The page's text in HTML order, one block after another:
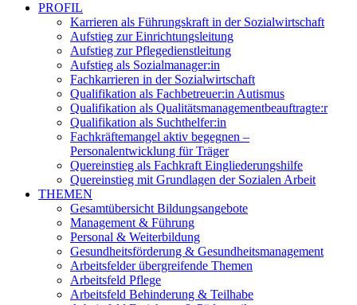
PROFIL
Karrieren als Führungskraft in der Sozialwirtschaft
Aufstieg zur Einrichtungsleitung
Aufstieg zur Pflegedienstleitung
Aufstieg als Sozialmanager:in
Fachkarrieren in der Sozialwirtschaft
Qualifikation als Fachbetreuer:in Autismus
Qualifikation als Qualitätsmanagementbeauftragte:r
Qualifikation als Suchthelfer:in
Fachkräftemangel aktiv begegnen –
Personalentwicklung für Träger
Quereinstieg als Fachkraft Eingliederungshilfe
Quereinstieg mit Grundlagen der Sozialen Arbeit
THEMEN
Gesamtübersicht Bildungsangebote
Management & Führung
Personal & Weiterbildung
Gesundheitsförderung & Gesundheitsmanagement
Arbeitsfelder übergreifende Themen
Arbeitsfeld Pflege
Arbeitsfeld Behinderung & Teilhabe